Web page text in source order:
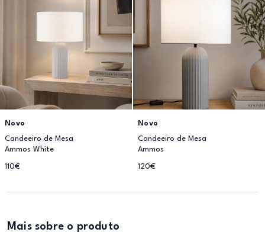
Novo
Candeeiro de Mesa
Ammos White
110€
Novo
Candeeiro de Mesa
Ammos
120€
Mais sobre o produto